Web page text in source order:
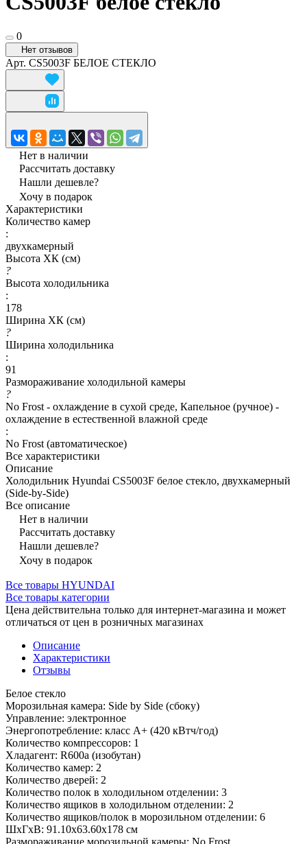
0
Нет отзывов
Арт. CS5003F БЕЛОЕ СТЕКЛО
Нет в наличии
Рассчитать доставку
Нашли дешевле?
Хочу в подарок
Характеристики
Количество камер
:
двухкамерный
Высота ХК (см)
?
Высота холодильника
:
178
Ширина ХК (см)
?
Ширина холодильника
:
91
Размораживание холодильной камеры
?
No Frost - охлаждение в сухой среде, Капельное (ручное) -
охлаждение в естественной влажной среде
:
No Frost (автоматическое)
Все характеристики
Описание
Холодильник Hyundai CS5003F белое стекло, двухкамерный
(Side-by-Side)
Все описание
Нет в наличии
Рассчитать доставку
Нашли дешевле?
Хочу в подарок
Все товары HYUNDAI
Все товары категории
Цена действительна только для интернет-магазина и может
отличаться от цен в розничных магазинах
Описание
Характеристики
Отзывы
Белое стекло
Морозильная камера: Side by Side (сбоку)
Управление: электронное
Энергопотребление: класс A+ (420 кВтч/год)
Количество компрессоров: 1
Хладагент: R600a (изобутан)
Количество камер: 2
Количество дверей: 2
Количество полок в холодильном отделении: 3
Количество ящиков в холодильном отделении: 2
Количество ящиков/полок в морозильном отделении: 6
ШхГхВ: 91.10х63.60х178 см
Размораживание морозильной камеры: No Frost